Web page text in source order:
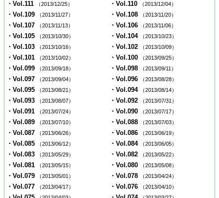
・Vol.111 （2013/12/25） ・Vol.110 （2013/12/04）
・Vol.109 （2013/11/27） ・Vol.108 （2013/11/20）
・Vol.107 （2013/11/13） ・Vol.106 （2013/11/06）
・Vol.105 （2013/10/30） ・Vol.104 （2013/10/23）
・Vol.103 （2013/10/16） ・Vol.102 （2013/10/09）
・Vol.101 （2013/10/02） ・Vol.100 （2013/09/25）
・Vol.099 （2013/09/18） ・Vol.098 （2013/09/11）
・Vol.097 （2013/09/04） ・Vol.096 （2013/08/28）
・Vol.095 （2013/08/21） ・Vol.094 （2013/08/14）
・Vol.093 （2013/08/07） ・Vol.092 （2013/07/31）
・Vol.091 （2013/07/24） ・Vol.090 （2013/07/17）
・Vol.089 （2013/07/10） ・Vol.088 （2013/07/03）
・Vol.087 （2013/06/26） ・Vol.086 （2013/06/19）
・Vol.085 （2013/06/12） ・Vol.084 （2013/06/05）
・Vol.083 （2013/05/29） ・Vol.082 （2013/05/22）
・Vol.081 （2013/05/15） ・Vol.080 （2013/05/08）
・Vol.079 （2013/05/01） ・Vol.078 （2013/04/24）
・Vol.077 （2013/04/17） ・Vol.076 （2013/04/10）